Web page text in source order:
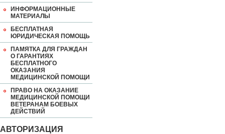
ИНФОРМАЦИОННЫЕ
МАТЕРИАЛЫ
БЕСПЛАТНАЯ
ЮРИДИЧЕСКАЯ ПОМОЩЬ
ПАМЯТКА ДЛЯ ГРАЖДАН
О ГАРАНТИЯХ
БЕСПЛАТНОГО
ОКАЗАНИЯ
МЕДИЦИНСКОЙ ПОМОЩИ
ПРАВО НА ОКАЗАНИЕ
МЕДИЦИНСКОЙ ПОМОЩИ
ВЕТЕРАНАМ БОЕВЫХ
ДЕЙСТВИЙ
АВТОРИЗАЦИЯ